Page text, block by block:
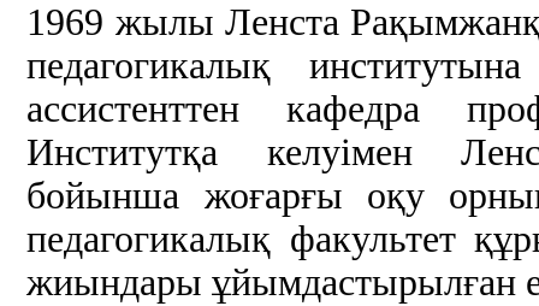
1969 жылы Ленста
педагогикалық
ассистенттен кафедра
Институтқа келуімен
бойынша жоғарғы оқу
педагогикалық факультет
жиындары ұйымдастырылған